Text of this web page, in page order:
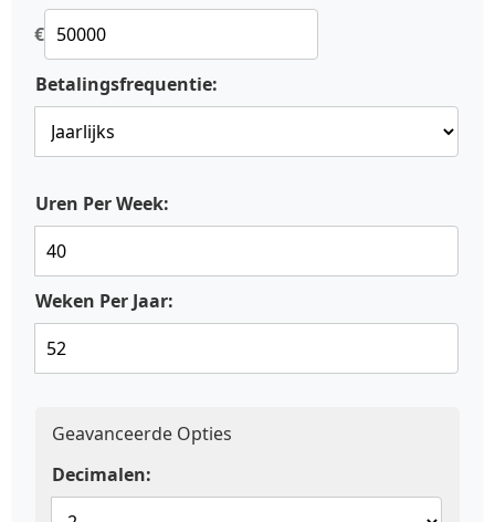
€
Betalingsfrequentie:
Uren Per Week:
Weken Per Jaar:
Geavanceerde Opties
Decimalen: